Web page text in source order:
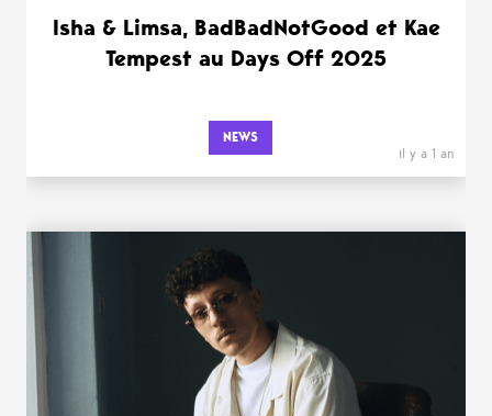
Isha & Limsa, BadBadNotGood et Kae
Tempest au Days Off 2025
NEWS
il y a 1 an